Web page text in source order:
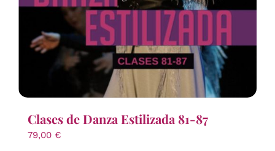
Clases de Danza Estilizada 81-87
79,00 €